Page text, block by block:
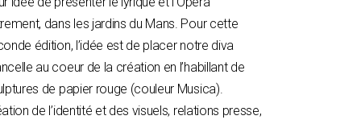
dans les jardins du Mans. Pour cette
édition, l’idée est de placer notre diva
au coeur de la création en l’habillant de
de papier rouge (couleur Musica).
de l’identité et des visuels, relations presse,